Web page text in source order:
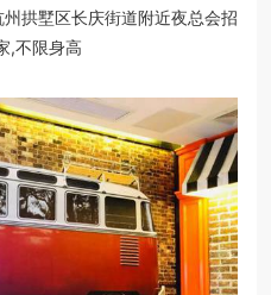
拱墅区长庆街道附近夜总会招
,不限身高